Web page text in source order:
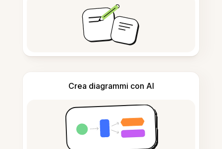
Crea diagrammi con AI